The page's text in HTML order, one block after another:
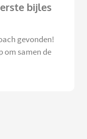
bijles
gevonden!
om samen de